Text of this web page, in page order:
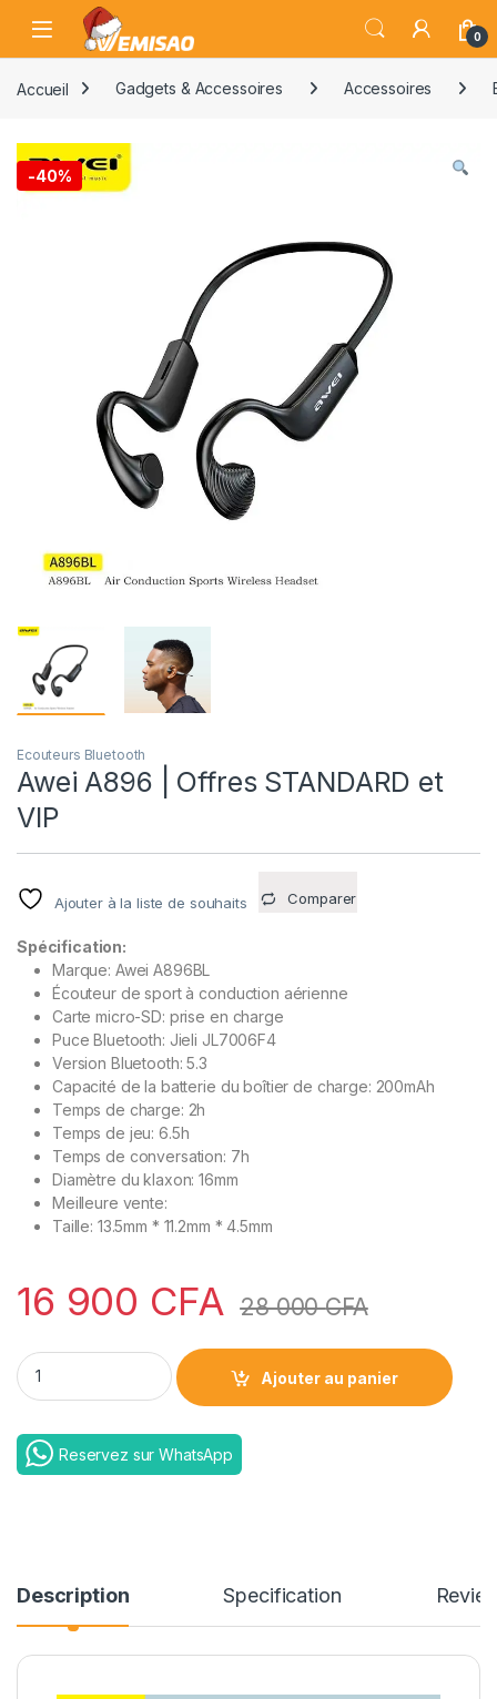
Skip to navigation
Skip to content
Open 0
Accueil Gadgets & Accessoires Accessoires
-40%
Ecouteurs Bluetooth
Awei A896 | Offres STANDARD et
VIP
Ajouter à la liste de souhaits Comparer
Spécification:
Marque: Awei A896BL
Écouteur de sport à conduction aérienne
Carte micro-SD: prise en charge
Puce Bluetooth: Jieli JL7006F4
Version Bluetooth: 5.3
Capacité de la batterie du boîtier de charge: 200mAh
Temps de charge: 2h
Temps de jeu: 6.5h
Temps de conversation: 7h
Diamètre du klaxon: 16mm
Meilleure vente:
Taille: 13.5mm * 11.2mm * 4.5mm
16 900 CFA 28 000CFA
Awei A896 | Offres STANDARD et VIP quantity
Ajouter au panier
Reservez sur WhatsApp
Description Specification